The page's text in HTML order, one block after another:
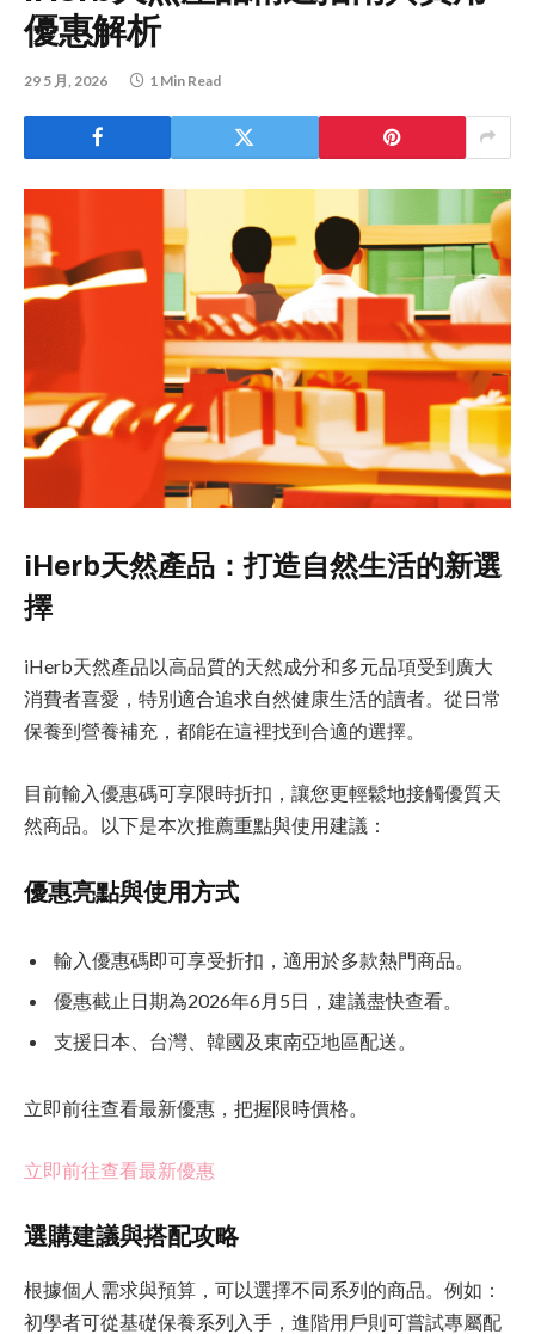
優惠解析
29 5 月, 2026 1 Min Read
iHerb天然產品：打造自然生活的新選
擇
iHerb天然產品以高品質的天然成分和多元品項受到廣大
消費者喜愛，特別適合追求自然健康生活的讀者。從日常
保養到營養補充，都能在這裡找到合適的選擇。
目前輸入優惠碼可享限時折扣，讓您更輕鬆地接觸優質天
然商品。以下是本次推薦重點與使用建議：
優惠亮點與使用方式
輸入優惠碼即可享受折扣，適用於多款熱門商品。
優惠截止日期為2026年6月5日，建議盡快查看。
支援日本、台灣、韓國及東南亞地區配送。
立即前往查看最新優惠，把握限時價格。
立即前往查看最新優惠
選購建議與搭配攻略
根據個人需求與預算，可以選擇不同系列的商品。例如：
初學者可從基礎保養系列入手，進階用戶則可嘗試專屬配